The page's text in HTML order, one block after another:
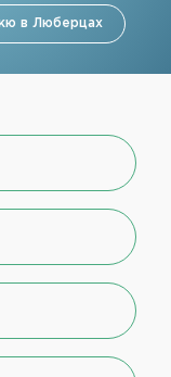
в Люберцах